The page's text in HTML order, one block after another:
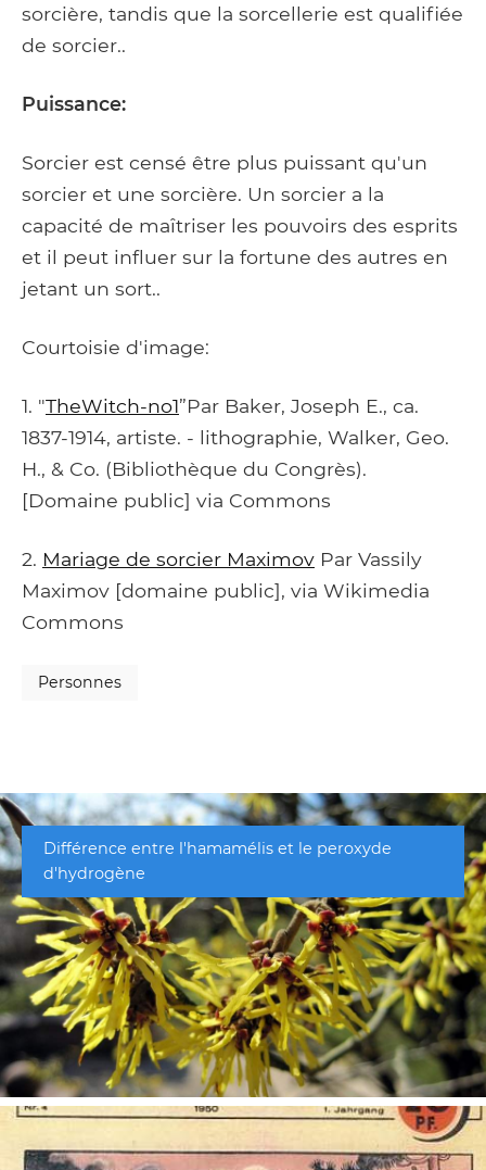
sorcière, tandis que la sorcellerie est qualifiée
de sorcier..
Puissance:
Sorcier est censé être plus puissant qu'un
sorcier et une sorcière. Un sorcier a la
capacité de maîtriser les pouvoirs des esprits
et il peut influer sur la fortune des autres en
jetant un sort..
Courtoisie d'image:
1. "TheWitch-no1”Par Baker, Joseph E., ca.
1837-1914, artiste. - lithographie, Walker, Geo.
H., & Co. (Bibliothèque du Congrès).
[Domaine public] via Commons
2. Mariage de sorcier Maximov Par Vassily
Maximov [domaine public], via Wikimedia
Commons
Personnes
Différence entre l'hamamélis et le peroxyde
d'hydrogène